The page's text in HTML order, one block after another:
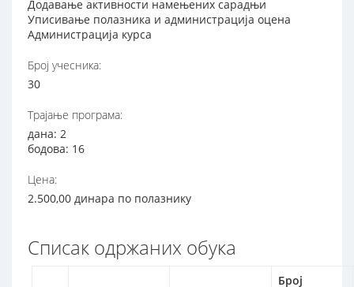
Додавање активности намењених сарадњи
Уписивање полазника и администрација оцена
Администрација курса
Број учесника:
30
Трајање програма:
дана: 2
бодова: 16
Цена:
2.500,00 динара по полазнику
Списак одржаних обука
Број